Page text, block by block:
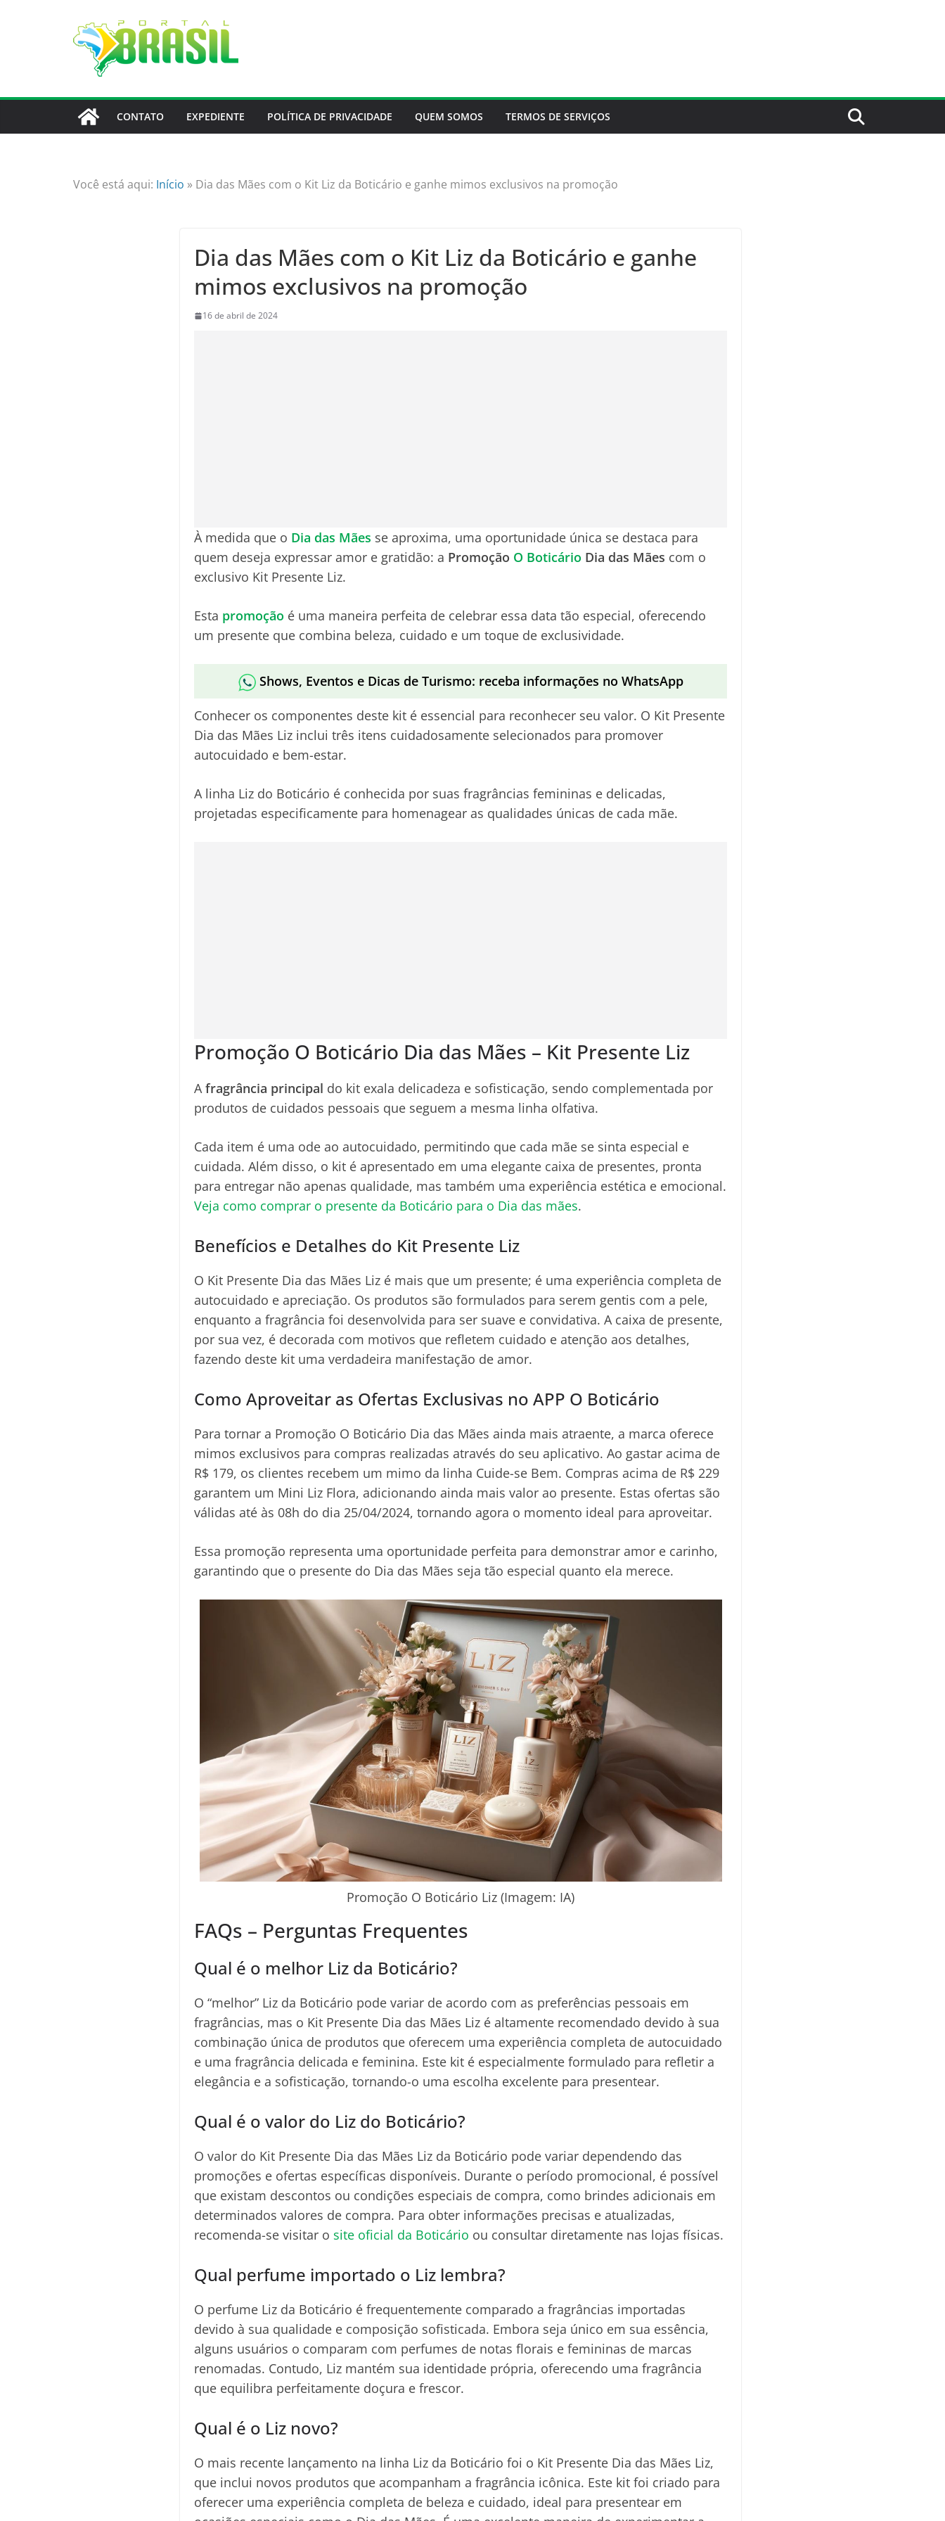
CONTATO EXPEDIENTE POLÍTICA DE PRIVACIDADE QUEM SOMOS TERMOS DE SERVIÇOS
Você está aqui: Início » Dia das Mães com o Kit Liz da Boticário e ganhe mimos exclusivos na promoção
Dia das Mães com o Kit Liz da Boticário e ganhe
mimos exclusivos na promoção
16 de abril de 2024
À medida que o Dia das Mães se aproxima, uma oportunidade única se destaca para
quem deseja expressar amor e gratidão: a Promoção O Boticário Dia das Mães com o
exclusivo Kit Presente Liz.
Esta promoção é uma maneira perfeita de celebrar essa data tão especial, oferecendo
um presente que combina beleza, cuidado e um toque de exclusividade.
Shows, Eventos e Dicas de Turismo: receba informações no WhatsApp
Conhecer os componentes deste kit é essencial para reconhecer seu valor. O Kit Presente
Dia das Mães Liz inclui três itens cuidadosamente selecionados para promover
autocuidado e bem-estar.
A linha Liz do Boticário é conhecida por suas fragrâncias femininas e delicadas,
projetadas especificamente para homenagear as qualidades únicas de cada mãe.
Promoção O Boticário Dia das Mães – Kit Presente Liz
Afragrância principal do kit exala delicadeza e sofisticação, sendo complementada por
produtos de cuidados pessoais que seguem a mesma linha olfativa.
Cada item é uma ode ao autocuidado, permitindo que cada mãe se sinta especial e
cuidada. Além disso, o kit é apresentado em uma elegante caixa de presentes, pronta
para entregar não apenas qualidade, mas também uma experiência estética e emocional.
Veja como comprar o presente da Boticário para o Dia das mães.
Benefícios e Detalhes do Kit Presente Liz
O Kit Presente Dia das Mães Liz é mais que um presente; é uma experiência completa de
autocuidado e apreciação. Os produtos são formulados para serem gentis com a pele,
enquanto a fragrância foi desenvolvida para ser suave e convidativa. A caixa de presente,
por sua vez, é decorada com motivos que refletem cuidado e atenção aos detalhes,
fazendo deste kit uma verdadeira manifestação de amor.
Como Aproveitar as Ofertas Exclusivas no APP O Boticário
Para tornar a Promoção O Boticário Dia das Mães ainda mais atraente, a marca oferece
mimos exclusivos para compras realizadas através do seu aplicativo. Ao gastar acima de
R$ 179, os clientes recebem um mimo da linha Cuide-se Bem. Compras acima de R$ 229
garantem um Mini Liz Flora, adicionando ainda mais valor ao presente. Estas ofertas são
válidas até às 08h do dia 25/04/2024, tornando agora o momento ideal para aproveitar.
Essa promoção representa uma oportunidade perfeita para demonstrar amor e carinho,
garantindo que o presente do Dia das Mães seja tão especial quanto ela merece.
Promoção O Boticário Liz (Imagem: IA)
FAQs – Perguntas Frequentes
Qual é o melhor Liz da Boticário?
O “melhor” Liz da Boticário pode variar de acordo com as preferências pessoais em
fragrâncias, mas o Kit Presente Dia das Mães Liz é altamente recomendado devido à sua
combinação única de produtos que oferecem uma experiência completa de autocuidado
e uma fragrância delicada e feminina. Este kit é especialmente formulado para refletir a
elegância e a sofisticação, tornando-o uma escolha excelente para presentear.
Qual é o valor do Liz do Boticário?
O valor do Kit Presente Dia das Mães Liz da Boticário pode variar dependendo das
promoções e ofertas específicas disponíveis. Durante o período promocional, é possível
que existam descontos ou condições especiais de compra, como brindes adicionais em
determinados valores de compra. Para obter informações precisas e atualizadas,
recomenda-se visitar o site oficial da Boticário ou consultar diretamente nas lojas físicas.
Qual perfume importado o Liz lembra?
O perfume Liz da Boticário é frequentemente comparado a fragrâncias importadas
devido à sua qualidade e composição sofisticada. Embora seja único em sua essência,
alguns usuários o comparam com perfumes de notas florais e femininas de marcas
renomadas. Contudo, Liz mantém sua identidade própria, oferecendo uma fragrância
que equilibra perfeitamente doçura e frescor.
Qual é o Liz novo?
O mais recente lançamento na linha Liz da Boticário foi o Kit Presente Dia das Mães Liz,
que inclui novos produtos que acompanham a fragrância icônica. Este kit foi criado para
oferecer uma experiência completa de beleza e cuidado, ideal para presentear em